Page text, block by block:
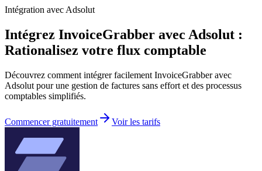
Intégration avec Adsolut
Intégrez InvoiceGrabber avec Adsolut :
Rationalisez votre flux comptable
Découvrez comment intégrer facilement InvoiceGrabber avec
Adsolut pour une gestion de factures sans effort et des processus
comptables simplifiés.
Commencer gratuitement Voir les tarifs